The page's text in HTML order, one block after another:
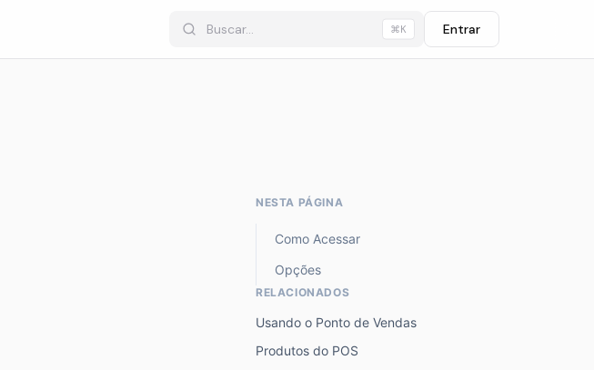
⌘K Entrar
NESTA PÁGINA
Como Acessar
Opções
RELACIONADOS
Usando o Ponto de Vendas
Produtos do POS